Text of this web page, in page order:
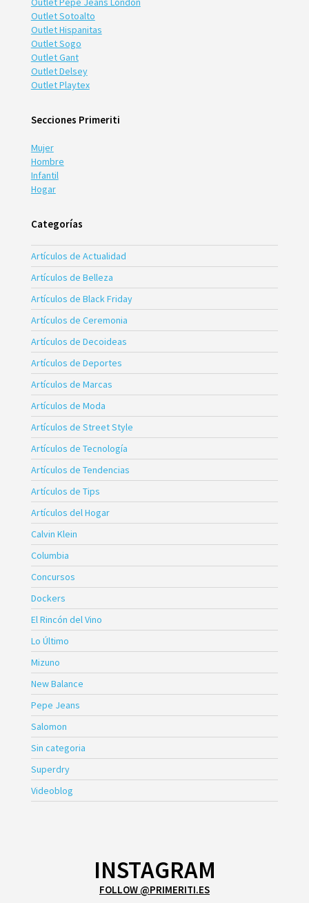
Outlet Sotoalto
Outlet Hispanitas
Outlet Sogo
Outlet Gant
Outlet Delsey
Outlet Playtex
Secciones Primeriti
Mujer
Hombre
Infantil
Hogar
Categorías
Artículos de Actualidad
Artículos de Belleza
Artículos de Black Friday
Artículos de Ceremonia
Artículos de Decoideas
Artículos de Deportes
Artículos de Marcas
Artículos de Moda
Artículos de Street Style
Artículos de Tecnología
Artículos de Tendencias
Artículos de Tips
Artículos del Hogar
Calvin Klein
Columbia
Concursos
Dockers
El Rincón del Vino
Lo Último
Mizuno
New Balance
Pepe Jeans
Salomon
Sin categoria
Superdry
Videoblog
INSTAGRAM
FOLLOW @PRIMERITI.ES